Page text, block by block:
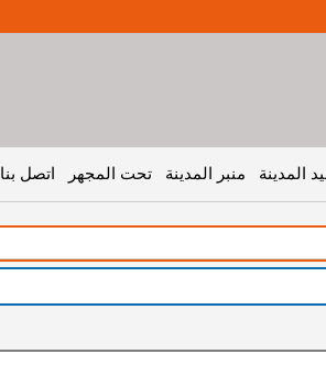
المدينة منبر المدينة تحت المجهر اتصل بنا